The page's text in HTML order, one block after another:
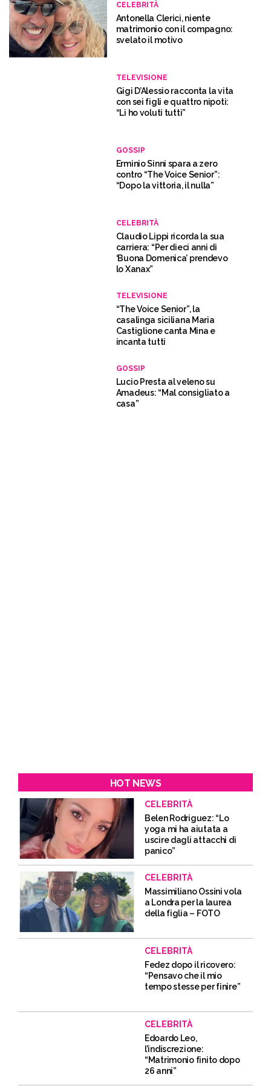
CELEBRITÀ
Antonella Clerici, niente
matrimonio con il compagno:
svelato il motivo
TELEVISIONE
Gigi D’Alessio racconta la vita
con sei figli e quattro nipoti:
“Li ho voluti tutti”
GOSSIP
Erminio Sinni spara a zero
contro “The Voice Senior”:
“Dopo la vittoria, il nulla”
CELEBRITÀ
Claudio Lippi ricorda la sua
carriera: “Per dieci anni di
‘Buona Domenica’ prendevo
lo Xanax”
TELEVISIONE
“The Voice Senior”, la
casalinga siciliana Maria
Castiglione canta Mina e
incanta tutti
GOSSIP
Lucio Presta al veleno su
Amadeus: “Mal consigliato a
casa”
HOT NEWS
CELEBRITÀ
Belen Rodriguez: “Lo
yoga mi ha aiutata a
uscire dagli attacchi di
panico”
CELEBRITÀ
Massimiliano Ossini vola
a Londra per la laurea
della figlia – FOTO
CELEBRITÀ
Fedez dopo il ricovero:
“Pensavo che il mio
tempo stesse per finire”
CELEBRITÀ
Edoardo Leo,
l’indiscrezione:
“Matrimonio finito dopo
26 anni”